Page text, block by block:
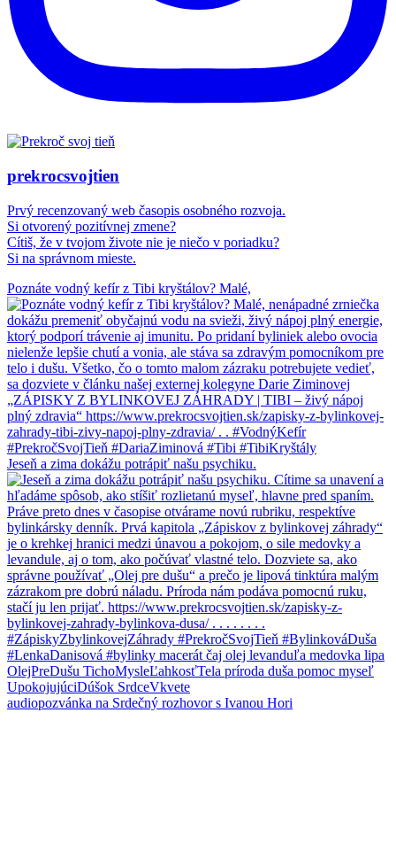
prekrocsvojtien
Prvý recenzovaný web časopis osobného rozvoja.
Si otvorený pozitívnej zmene?
Cítiš, že v tvojom živote nie je niečo v poriadku?
Si na správnom mieste.
Poznáte vodný kefír z Tibi kryštálov? Malé,
Jeseň a zima dokážu potrápiť našu psychiku.
audiopozvánka na Srdečný rozhovor s Ivanou Hori